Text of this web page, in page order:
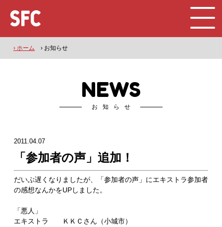
› ホーム › お知らせ
NEWS
お知らせ
2011.04.07
「参加者の声」追加！
だいぶ遅くなりましたが、「参加者の声」にエキストラ参加者
の感想なんかをUPしました。
「悪人」
エキストラ ＫＫＣさん（小城市）